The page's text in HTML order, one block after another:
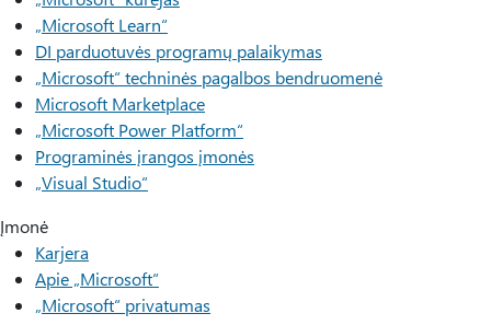
„Microsoft Learn“
DI parduotuvės programų palaikymas
„Microsoft“ techninės pagalbos bendruomenė
Microsoft Marketplace
„Microsoft Power Platform“
Programinės įrangos įmonės
„Visual Studio“
Įmonė
Karjera
Apie „Microsoft“
„Microsoft“ privatumas